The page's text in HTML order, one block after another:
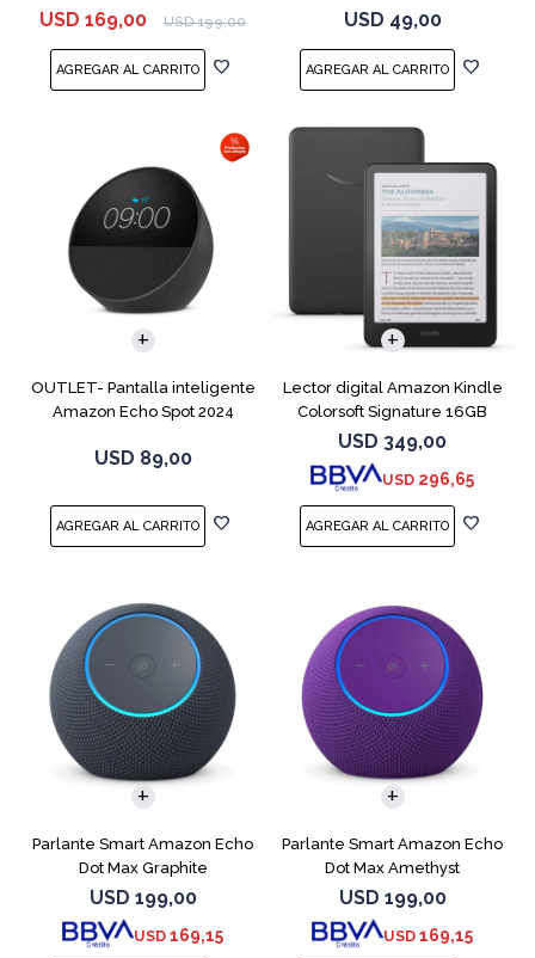
USD 169,00 USD 199,00 USD 49,00
OUTLET- Pantalla inteligente
Amazon Echo Spot 2024
USD 89,00
Lector digital Amazon Kindle
Colorsoft Signature 16GB
Negro
USD 349,00
USD 296,65
Parlante Smart Amazon Echo
Dot Max Graphite
USD 199,00
USD 169,15
Parlante Smart Amazon Echo
Dot Max Amethyst
USD 199,00
USD 169,15